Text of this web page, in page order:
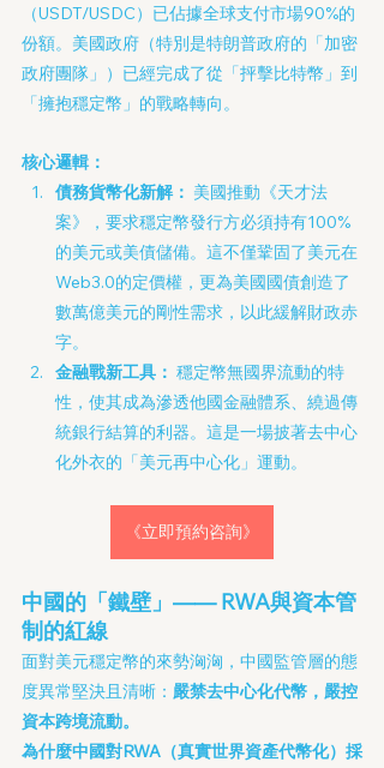
（USDT/USDC）已佔據全球支付市場90%的
份額。美國政府（特別是特朗普政府的「加密
政府團隊」）已經完成了從「抨擊比特幣」到
「擁抱穩定幣」的戰略轉向。
核心邏輯：
債務貨幣化新解： 美國推動《天才法
案》，要求穩定幣發行方必須持有100%
的美元或美債儲備。這不僅鞏固了美元在
Web3.0的定價權，更為美國國債創造了
數萬億美元的剛性需求，以此緩解財政赤
字。
金融戰新工具： 穩定幣無國界流動的特
性，使其成為滲透他國金融體系、繞過傳
統銀行結算的利器。這是一場披著去中心
化外衣的「美元再中心化」運動。
《立即預約咨詢》
中國的「鐵壁」—— RWA與資本管
制的紅線
面對美元穩定幣的來勢洶洶，中國監管層的態
度異常堅決且清晰： 嚴禁去中心化代幣，嚴控
資本跨境流動。
為什麼中國對RWA（真實世界資產代幣化）採